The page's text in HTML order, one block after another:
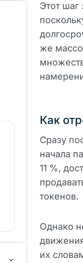
Этот шаг
же
Как
Сразу
начала
11 %,
токенов.
Однако
их